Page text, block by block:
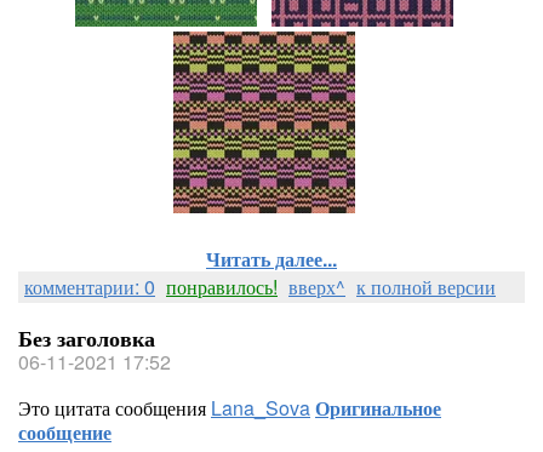
Читать далее...
комментарии: 0 понравилось! вверх^ к полной версии
Без заголовка
06-11-2021 17:52
Это цитата сообщения Lana_SovaОригинальное
сообщение